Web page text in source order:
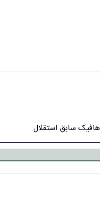
هافیک سابق استقلال